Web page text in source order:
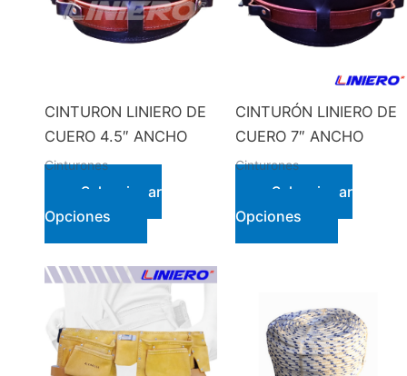
CINTURON LINIERO DE
CUERO 4.5″ ANCHO
Cinturones
Seleccionar
Opciones
Este
producto
tiene
múltiples
variantes.
Las
opciones
CINTURÓN LINIERO DE
CUERO 7″ ANCHO
Cinturones
Seleccionar
Opciones
Este
producto
variantes.
Las
opciones